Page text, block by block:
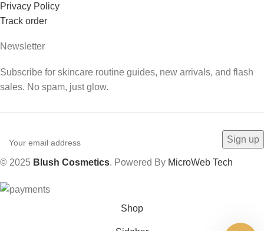
Privacy Policy
Track order
Newsletter
Subscribe for skincare routine guides, new arrivals, and flash
sales. No spam, just glow.
© 2025 Blush Cosmetics. Powered By MicroWeb Tech
Shop